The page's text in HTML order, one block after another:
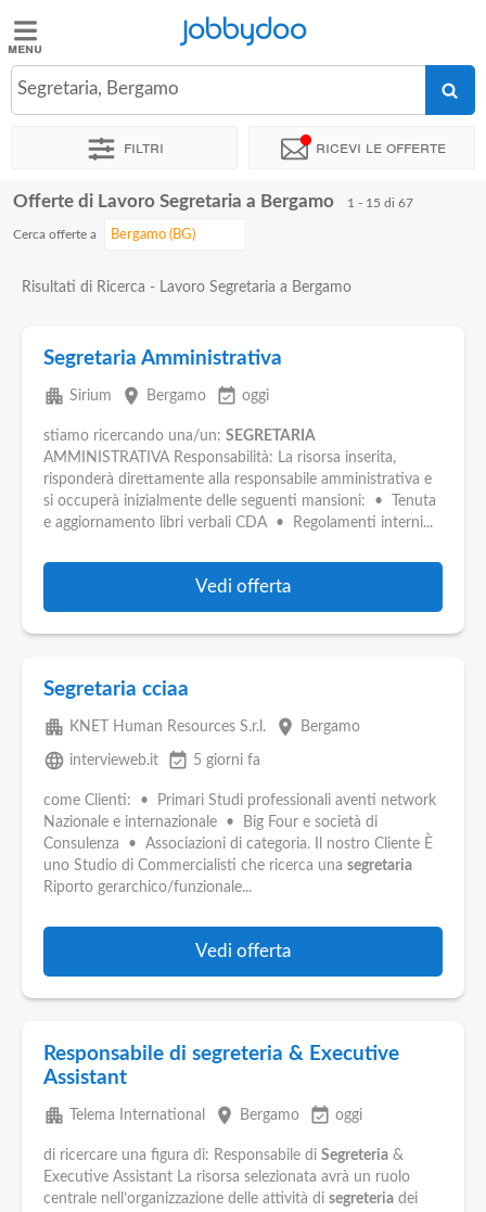
Jobbydoo
Offerte
Stipendi
Elenco
Pubblica
Offerte
Aziende
Jobbydoo
Segretaria, Bergamo
Filtri Ricevi le offerte
Offerte di Lavoro Segretaria a Bergamo 1 - 15 di 67
Cerca offerte a
Risultati di Ricerca - Lavoro Segretaria a Bergamo
Segretaria Amministrativa
apartment Sirium place Bergamo event_available oggi
stiamo ricercando una/un: SEGRETARIA
AMMINISTRATIVA Responsabilità: La risorsa inserita,
risponderà direttamente alla responsabile amministrativa e
si occuperà inizialmente delle seguenti mansioni: • Tenuta
e aggiornamento libri verbali CDA • Regolamenti interni...
Vedi offerta
Segretaria cciaa
apartment KNET Human Resources S.r.l. place Bergamo
language intervieweb.it event_available 5 giorni fa
come Clienti: • Primari Studi professionali aventi network
Nazionale e internazionale • Big Four e società di
Consulenza • Associazioni di categoria. Il nostro Cliente È
uno Studio di Commercialisti che ricerca una segretaria
Riporto gerarchico/funzionale...
Vedi offerta
Responsabile di segreteria & Executive
Assistant
apartment Telema International place Bergamo event_available oggi
di ricercare una figura di: Responsabile di Segreteria &
Executive Assistant La risorsa selezionata avrà un ruolo
centrale nell’organizzazione delle attività di segreteria dei